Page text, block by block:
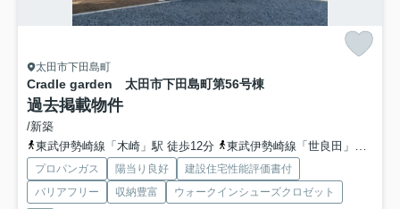
太田市下田島町
Cradle garden 太田市下田島町第56号棟
過去掲載物件
/新築
東武伊勢崎線「木崎」駅 徒歩12分
東武伊勢崎線「世良田」駅 徒歩46分
プロパンガス 陽当り良好
建設住宅性能評価書付
バリアフリー
収納豊富
ウォークインシューズクロゼット